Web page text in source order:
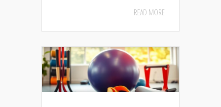
READ MORE